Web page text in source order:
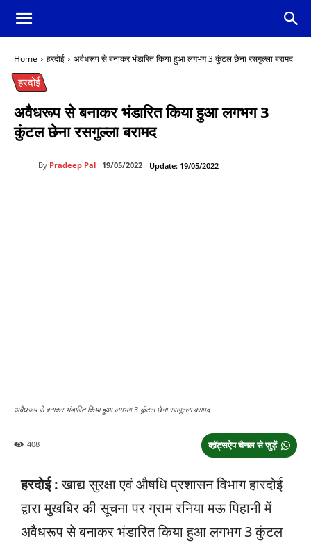
Home हरदोई अवैधरूप से बनाकर भंडारित किया हुआ लगभग 3 कुंटल छेना रसगुल्ला बरामद
हरदोई
अवैधरूप से बनाकर भंडारित किया हुआ लगभग 3
कुंटल छेना रसगुल्ला बरामद
By Pradeep Pal 19/05/2022 Update: 19/05/2022
अवैधरूप से बनाकर भंडारित किया हुआ लगभग 3 कुंटल छेना रसगुल्ला बरामद
व्हॉट्सऐप चैनल से जुड़ें
408
हरदोई :खाद्य सुरक्षा एवं औषधि प्रशासन विभाग हारदोई
द्वारा मुखबिर की सूचना पर ग्राम रनिया मऊ पिहानी में
अवैधरूप से बनाकर भंडारित किया हुआ लगभग 3 कुंटल